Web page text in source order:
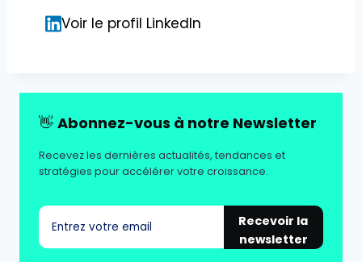
Voir le profil LinkedIn
👋 Abonnez-vous à notre Newsletter
Recevez les dernières actualités, tendances et
stratégies pour accélérer votre croissance.
Recevoir la
newsletter